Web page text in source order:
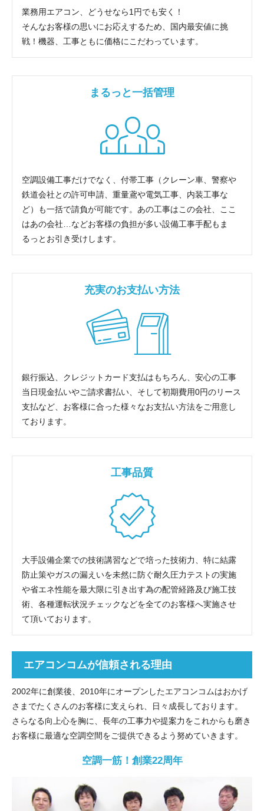
業務用エアコン、どうせなら1円でも安く！
そんなお客様の思いにお応えするため、国内最安値に挑
戦！機器、工事ともに価格にこだわっています。
まるっと一括管理
空調設備工事だけでなく、付帯工事（クレーン車、警察や
鉄道会社との許可申請、重量鳶や電気工事、内装工事な
ど）も一括で請負が可能です。あの工事はこの会社、ここ
はあの会社…などお客様の負担が多い設備工事手配もま
るっとお引き受けします。
充実のお支払い方法
銀行振込、クレジットカード支払はもちろん、安心の工事
当日現金払いやご請求書払い、そして初期費用0円のリース
支払など、お客様に合った様々なお支払い方法をご用意し
ております。
工事品質
大手設備企業での技術講習などで培った技術力、特に結露
防止策やガスの漏えいを未然に防ぐ耐久圧力テストの実施
や省エネ性能を最大限に引き出す為の配管経路及び施工技
術、各種運転状況チェックなどを全てのお客様へ実施させ
て頂いております。
エアコンコムが信頼される理由
2002年に創業後、2010年にオープンしたエアコンコムはおかげ
さまでたくさんのお客様に支えられ、日々成長しております。
さらなる向上心を胸に、長年の工事力や提案力をこれからも磨き
お客様に最適な空調空間をご提供できるよう努めていきます。
空調一筋！創業22周年